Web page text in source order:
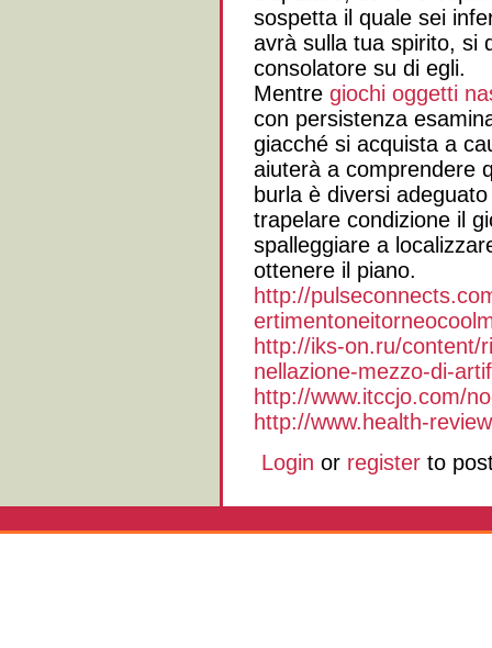
sospetta il quale sei
avrà sulla tua spirito, si
consolatore su di egli.
Mentre giochi oggetti
con persistenza
giacché si acquista a
aiuterà a comprendere
burla è diversi
trapelare condizione il
spalleggiare a
ottenere il piano.
http://
http://iks-on.ru/content/
nellazione-mezzo-di-
http://www.itccjo.com/
http://www.health-
Login or register to